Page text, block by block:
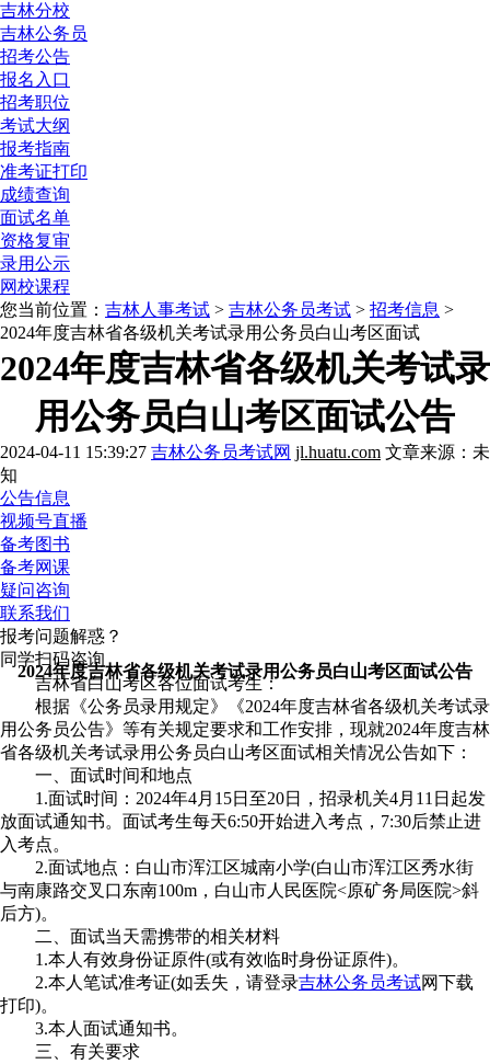
吉林分校
吉林公务员
招考公告
报名入口
招考职位
考试大纲
报考指南
准考证打印
成绩查询
面试名单
资格复审
录用公示
网校课程
您当前位置： 吉林人事考试 > 吉林公务员考试 > 招考信息 >
2024年度吉林省各级机关考试录用公务员白山考区面试
2024年度吉林省各级机关考试录
用公务员白山考区面试公告
2024-04-11 15:39:27 吉林公务员考试网 jl.huatu.com 文章来源：未
知
公告信息
视频号直播
备考图书
备考网课
疑问咨询
联系我们
报考问题解惑？
同学扫码咨询
2024年度吉林省各级机关考试录用公务员白山考区面试公告
吉林省白山考区各位面试考生：
根据《公务员录用规定》《2024年度吉林省各级机关考试录
用公务员公告》等有关规定要求和工作安排，现就2024年度吉林
省各级机关考试录用公务员白山考区面试相关情况公告如下：
一、面试时间和地点
1.面试时间：2024年4月15日至20日，招录机关4月11日起发
放面试通知书。面试考生每天6:50开始进入考点，7:30后禁止进
入考点。
2.面试地点：白山市浑江区城南小学(白山市浑江区秀水街
与南康路交叉口东南100m，白山市人民医院<原矿务局医院>斜
后方)。
二、面试当天需携带的相关材料
1.本人有效身份证原件(或有效临时身份证原件)。
2.本人笔试准考证(如丢失，请登录吉林公务员考试网下载
打印)。
3.本人面试通知书。
三、有关要求